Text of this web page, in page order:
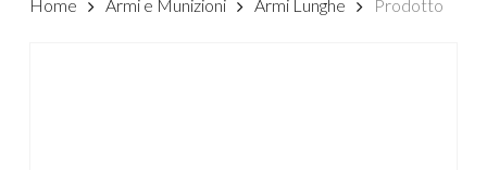
Home Armi e Munizioni Armi Lunghe Prodotto